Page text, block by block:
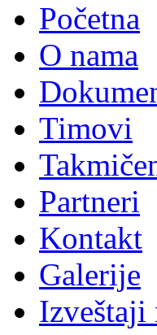
Početna
O nama
Timovi
Partneri
Kontakt
Galerije
Izveštaji